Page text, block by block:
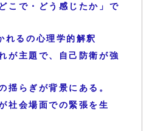
こで・どう感じたか」で
れるの心理学的解釈
が主題で、自己防衛が強
揺らぎが背景にある。
社会場面での緊張を生